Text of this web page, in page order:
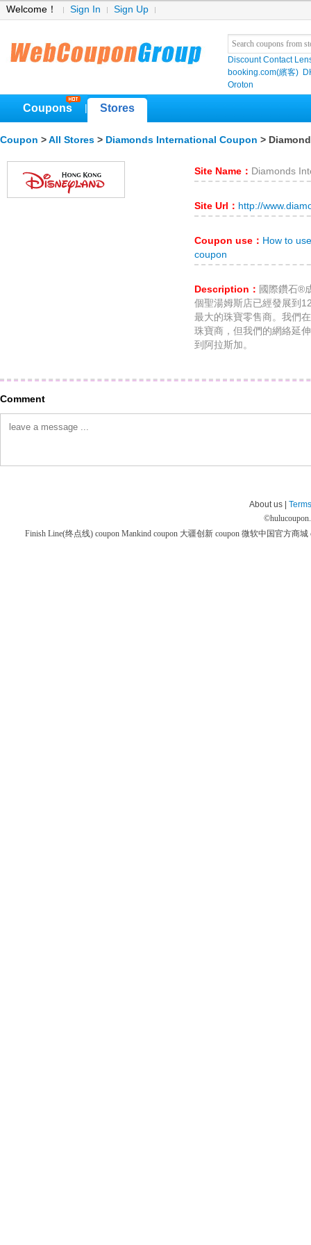
Welcome！ Sign In Sign Up
Discount Contact
booking.com(繽客)
Oroton
Coupons Stores
Coupon > All Stores > Diamonds International Coupon >
Site Name： Diamonds
Site Url： http://
Coupon use： How to
coupon
Description： 國際鑽石®
個聖湯姆斯店已經發展到
最大的珠寶零售商。我們
珠寶商，但我們的網絡延
到阿拉斯加。
Comment
About us |
©
Finish Line(终点线) coupon Mankind coupon 大疆创新 coupon 微软中国官方商城